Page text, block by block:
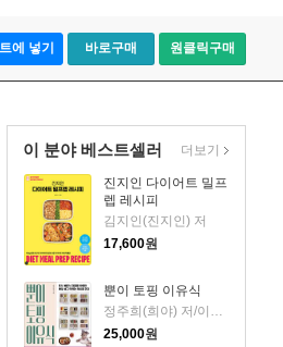
에 넣기 바로구매 원클릭구매
이 분야 베스트셀러
진지인 다이어트 밀프
렙 레시피
김지인(진지인) 저
17,600원
뿐이 토핑 이유식
정주희(희야) 저/이수진 감수
25,000원
더보기